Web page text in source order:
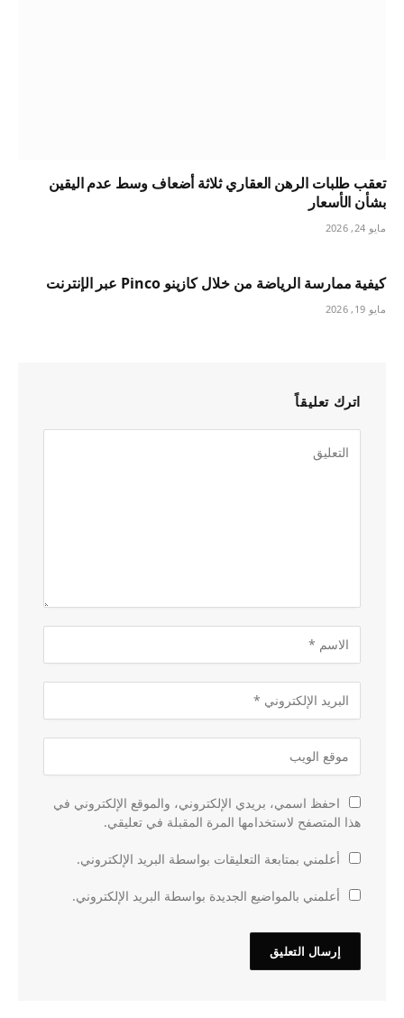
تعقب طلبات الرهن العقاري ثلاثة أضعاف وسط عدم اليقين
بشأن الأسعار
مايو 24, 2026
كيفية ممارسة الرياضة من خلال كازينو Pinco عبر الإنترنت
مايو 19, 2026
اترك تعليقاً
احفظ اسمي، بريدي الإلكتروني، والموقع الإلكتروني في
هذا المتصفح لاستخدامها المرة المقبلة في تعليقي.
أعلمني بمتابعة التعليقات بواسطة البريد الإلكتروني.
أعلمني بالمواضيع الجديدة بواسطة البريد الإلكتروني.